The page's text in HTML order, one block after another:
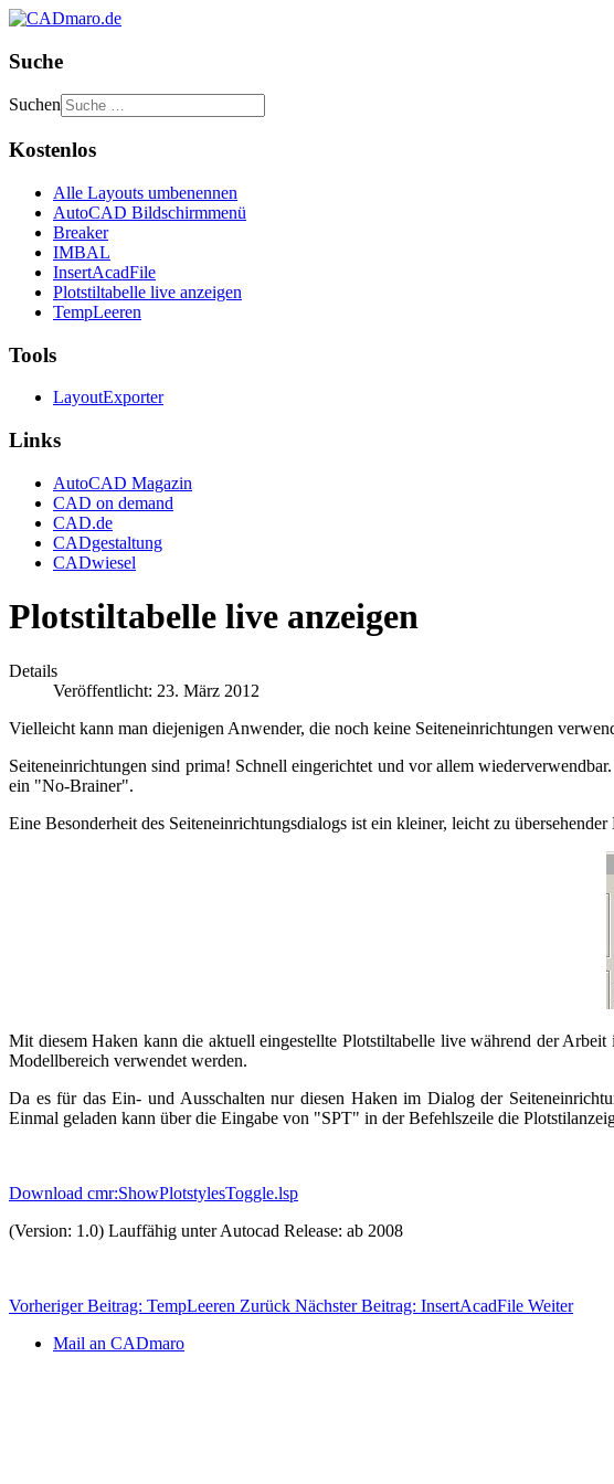
Suche
Suchen
Kostenlos
Alle Layouts umbenennen
AutoCAD Bildschirmmenü
Breaker
IMBAL
InsertAcadFile
Plotstiltabelle live anzeigen
TempLeeren
Tools
LayoutExporter
Links
AutoCAD Magazin
CAD on demand
CAD.de
CADgestaltung
CADwiesel
Plotstiltabelle live anzeigen
Details
Veröffentlicht: 23. März 2012
Vielleicht kann man diejenigen Anwender, die noch keine Seiteneinrichtungen
Seiteneinrichtungen sind prima! Schnell eingerichtet und vor allem
ein "No-Brainer".
Eine Besonderheit des Seiteneinrichtungsdialogs ist ein kleiner, leicht zu übersehender
Mit diesem Haken kann die aktuell eingestellte Plotstiltabelle live während der
Modellbereich verwendet werden.
Da es für das Ein- und Ausschalten nur diesen Haken im Dialog der
Einmal geladen kann über die Eingabe von "SPT" in der Befehlszeile die
Download cmr:ShowPlotstylesToggle.lsp
(Version: 1.0) Lauffähig unter Autocad Release: ab 2008
Vorheriger Beitrag: TempLeeren Zurück Nächster Beitrag: InsertAcadFile Weiter
Mail an CADmaro